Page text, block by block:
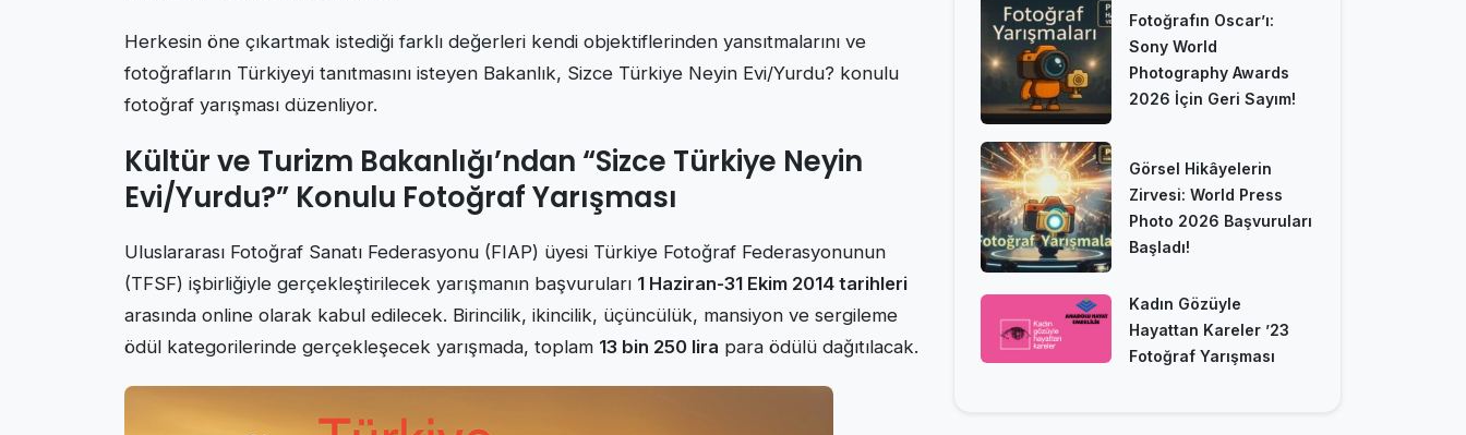
Herkesin öne çıkartmak istediği farklı değerleri kendi objektiflerinden yansıtmalarını ve
fotoğrafların Türkiyeyi tanıtmasını isteyen Bakanlık, Sizce Türkiye Neyin Evi/Yurdu? konulu
fotoğraf yarışması düzenliyor.
Kültür ve Turizm Bakanlığı’ndan “Sizce Türkiye Neyin
Evi/Yurdu?” Konulu Fotoğraf Yarışması
Uluslararası Fotoğraf Sanatı Federasyonu (FIAP) üyesi Türkiye Fotoğraf Federasyonunun
(TFSF) işbirliğiyle gerçekleştirilecek yarışmanın başvuruları 1 Haziran-31 Ekim 2014 tarihleri
arasında online olarak kabul edilecek. Birincilik, ikincilik, üçüncülük, mansiyon ve sergileme
ödül kategorilerinde gerçekleşecek yarışmada, toplam 13 bin 250 lira para ödülü dağıtılacak.
Fotoğrafın Oscar’ı:
Sony World
Photography Awards
2026 İçin Geri Sayım!
Görsel Hikâyelerin
Zirvesi: World Press
Photo 2026 Başvuruları
Başladı!
Kadın Gözüyle
Hayattan Kareler ’23
Fotoğraf Yarışması